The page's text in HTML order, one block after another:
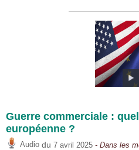
Guerre commerciale :
européenne ?
Audio du 7 avril 2025 - Dans les